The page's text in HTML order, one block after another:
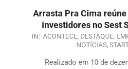
Arrasta Pra Cima
investidores no Sest
IN: ACONTECE, DESTAQUE,
NOTÍCIAS,
Realizado em 10 de